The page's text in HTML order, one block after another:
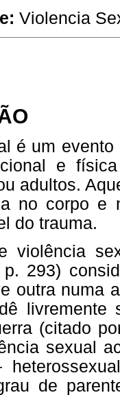
Violencia
é um
e
adultos.
no corpo e
do trauma.
violência
p. 293)
outra numa
livremente
(citado
sexual
de